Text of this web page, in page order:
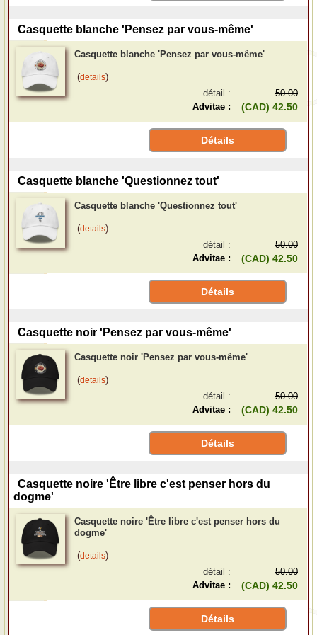
Casquette blanche 'Pensez par vous-même'
Casquette blanche 'Pensez par vous-même'
(details)
détail :
50.00
Advitae :
(CAD) 42.50
Détails
Casquette blanche 'Questionnez tout'
Casquette blanche 'Questionnez tout'
(details)
détail :
50.00
Advitae :
(CAD) 42.50
Détails
Casquette noir 'Pensez par vous-même'
Casquette noir 'Pensez par vous-même'
(details)
détail :
50.00
Advitae :
(CAD) 42.50
Détails
Casquette noire 'Être libre c'est penser hors du
dogme'
Casquette noire 'Être libre c'est penser hors du
dogme'
(details)
détail :
50.00
Advitae :
(CAD) 42.50
Détails